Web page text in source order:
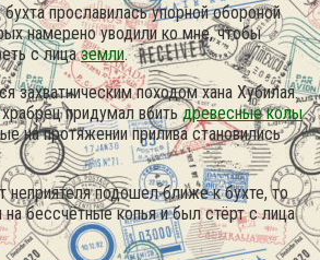
прославилась упорной обороной
намерено уводили ко мне, чтобы
с лицаземли.
захватническим походом хана Хубилая.
придумал вбитьдревесные колы
на протяжении прилива становились
неприятеля подошел ближе к бухте, то
на бессчётные копья и был стёрт с лица